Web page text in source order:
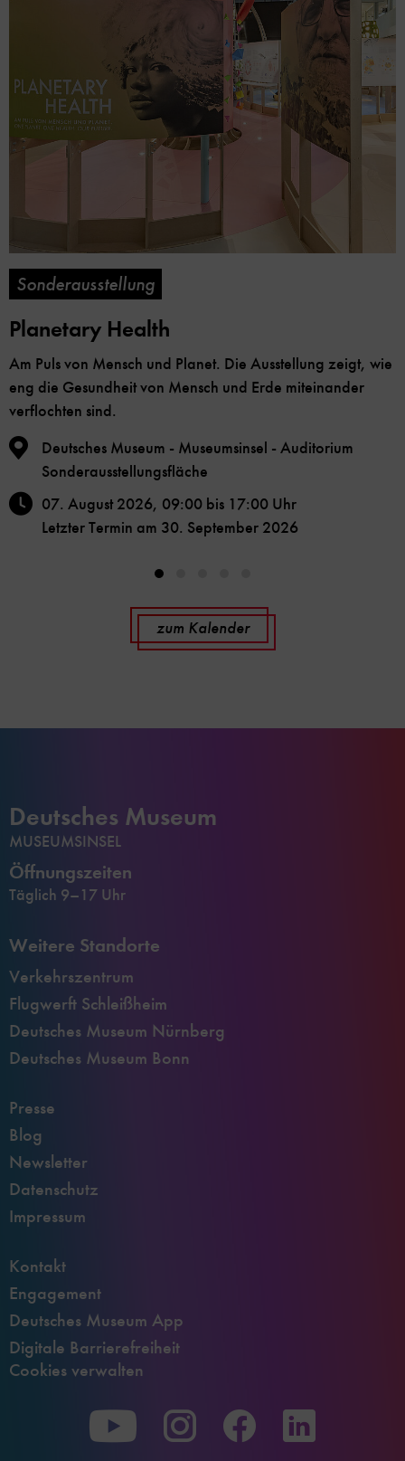
Sonderausstellung
Planetary Health
Am Puls von Mensch und Planet. Die Ausstellung zeigt, wie
eng die Gesundheit von Mensch und Erde miteinander
verflochten sind.
Deutsches Museum - Museumsinsel - Auditorium
Sonderausstellungsfläche
07. August 2026, 09:00 bis 17:00 Uhr
Letzter Termin am 30. September 2026
zum Kalender
Deutsches Museum
MUSEUMSINSEL
Öffnungszeiten
Täglich 9–17 Uhr
Weitere Standorte
Verkehrszentrum
Flugwerft Schleißheim
Deutsches Museum Nürnberg
Deutsches Museum Bonn
Presse
Blog
Newsletter
Datenschutz
Impressum
Kontakt
Engagement
Deutsches Museum App
Digitale Barrierefreiheit
Cookies verwalten
Zu
unserer
Zu
unserer
Zu
unserer